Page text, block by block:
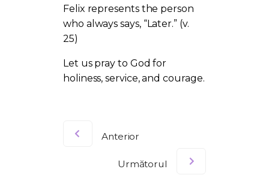
Felix represents the person
who always says, “Later.” (v.
25)
Let us pray to God for
holiness, service, and courage.
Anterior
Următorul